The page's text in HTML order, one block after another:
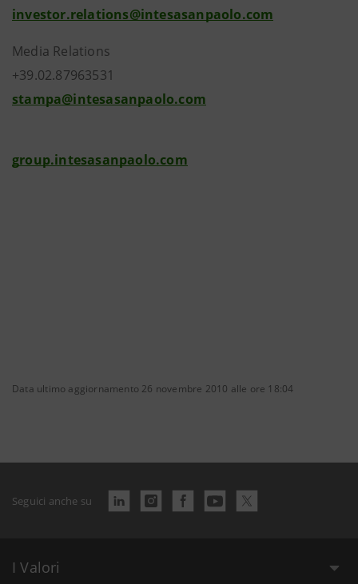
investor.relations@intesasanpaolo.com
Media Relations
+39.02.87963531
stampa@intesasanpaolo.com
group.intesasanpaolo.com
Data ultimo aggiornamento 26 novembre 2010 alle ore 18:04
Seguici anche su
I Valori